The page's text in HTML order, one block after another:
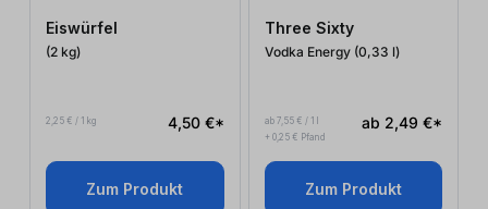
Eiswürfel
(2 kg)
2,25 € / 1 kg 4,50 €*
Zum Produkt
Three Sixty
Vodka Energy (0,33 l)
ab 7,55 € / 1 l
+ 0,25 € Pfand
ab 2,49 €*
Zum Produkt